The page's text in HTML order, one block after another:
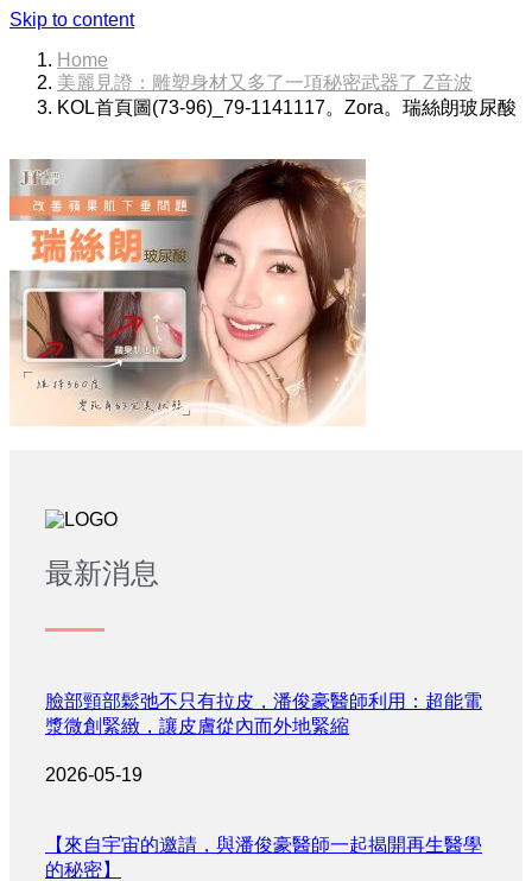
Skip to content
Home
美麗見證：雕塑身材又多了一項秘密武器了 Z音波
KOL首頁圖(73-96)_79-1141117。Zora。瑞絲朗玻尿酸
最新消息
臉部頸部鬆弛不只有拉皮，潘俊豪醫師利用：超能電
漿微創緊緻，讓皮膚從內而外地緊縮
2026-05-19
【來自宇宙的邀請，與潘俊豪醫師一起揭開再生醫學
的秘密】